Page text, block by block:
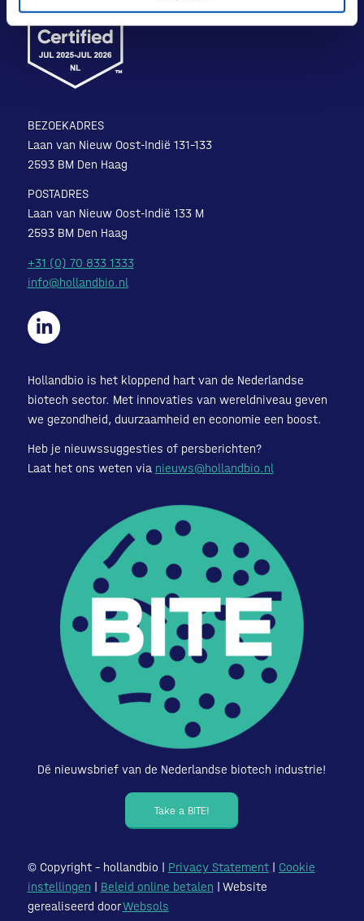
BEZOEKADRES
Laan van Nieuw Oost-Indië 131-133
2593 BM Den Haag
POSTADRES
Laan van Nieuw Oost-Indië 133 M
2593 BM Den Haag
+31 (0) 70 833 1333
info@hollandbio.nl
Hollandbio is het kloppend hart van de Nederlandse
biotech sector. Met innovaties van wereldniveau geven
we gezondheid, duurzaamheid en economie een boost.
Heb je nieuwssuggesties of persberichten?
Laat het ons weten via nieuws@hollandbio.nl
Dé nieuwsbrief van de Nederlandse biotech industrie!
Take a BITE!
© Copyright – hollandbio | Privacy Statement| Cookie
instellingen
Beleid online betalen | Website
gerealiseerd doorWebsols